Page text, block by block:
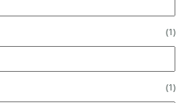
(1)
(1)